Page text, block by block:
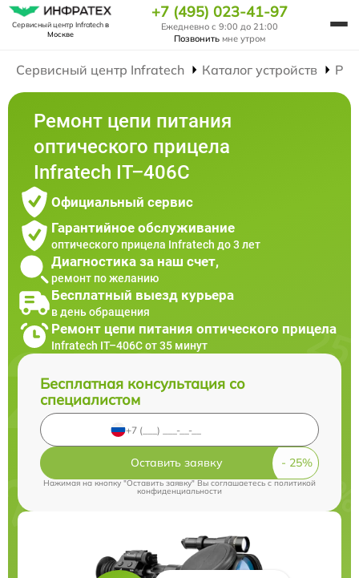
Сервисный центр Infratechв
Москве
+7 (495) 023-41-97
Ежедневно с 9:00 до 21:00
Позвонить мне утром
Сервисный центр Infratech Каталог устройств
Ремонт цепи питания
оптического прицела
Infratech IT–406С
Официальный сервис
Гарантийное обслуживание
оптического прицела Infratech до 3 лет
Диагностика за наш счет,
ремонт по желанию
Бесплатный выезд курьера
в день обращения
Ремонт цепи питания оптического прицела
Infratech IT–406С от 35 минут
Бесплатная консультация со
специалистом
Оставить заявку
Нажимая на кнопку "Оставить заявку" Вы соглашаетесь cполитикой
конфиденциальности